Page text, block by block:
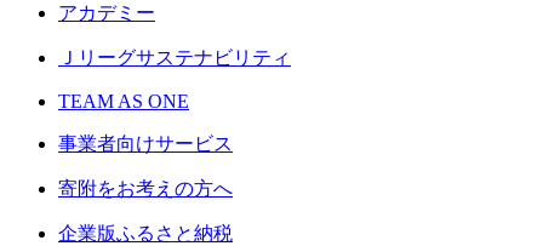
アカデミー
Ｊリーグサステナビリティ
TEAM AS ONE
事業者向けサービス
寄附をお考えの方へ
企業版ふるさと納税